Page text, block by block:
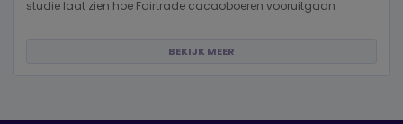
studie laat zien hoe Fairtrade cacaoboeren vooruitgaan
BEKIJK MEER